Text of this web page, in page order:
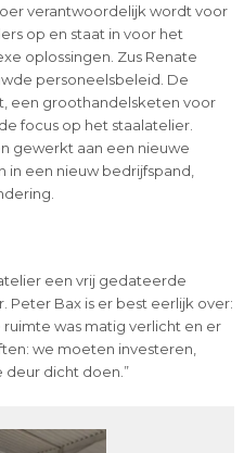
verantwoordelijk wordt voor
op en staat in voor het
oplossingen. Zus Renate
personeelsbeleid. De
een groothandelsketen voor
focus op het staalatelier.
gewerkt aan een nieuwe
een nieuw bedrijfspand,
een vrij gedateerde
Bax is er best eerlijk over:
ruimte was matig verlicht en er
we moeten investeren,
deur dicht doen.”